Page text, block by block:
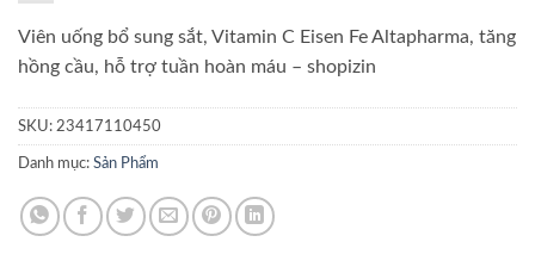
Viên uống bổ sung sắt, Vitamin C Eisen Fe Altapharma, tăng
hồng cầu, hỗ trợ tuần hoàn máu – shopizin
SKU: 23417110450
Danh mục: Sản Phẩm